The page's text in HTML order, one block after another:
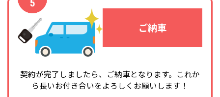
ご納車
契約が完了しましたら、ご納車となります。 これか
ら長いお付き合いをよろしくお願いします！